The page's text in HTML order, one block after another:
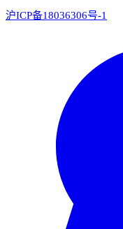
沪ICP备18036306号-1